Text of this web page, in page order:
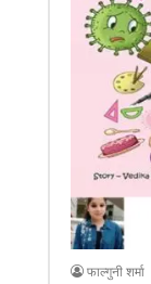
फाल्गुनी शर्मा